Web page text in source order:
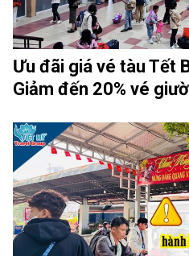
Ưu đãi giá vé tàu Tết
Giảm đến 20% vé